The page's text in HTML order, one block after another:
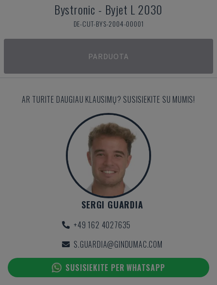
Bystronic - Byjet L 2030
DE-CUT-BYS-2004-00001
PARDUOTA
AR TURITE DAUGIAU KLAUSIMŲ? SUSISIEKITE SU MUMIS!
SERGI GUARDIA
+49 162 4027635
S.GUARDIA@GINDUMAC.COM
SUSISIEKITE PER WHATSAPP